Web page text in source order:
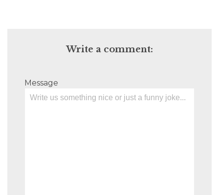
Write a comment:
Message